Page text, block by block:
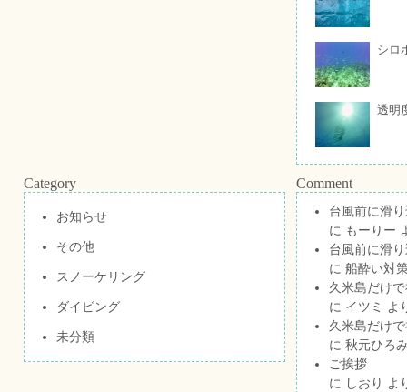
シロ
透明
Category
お知らせ
その他
スノーケリング
ダイビング
未分類
Comment
台風前に滑
に もーりー
台風前に滑
に 船酔い対
久米島だけ
に イツミ よ
久米島だけ
に 秋元ひろ
ご挨拶
に しおり よ